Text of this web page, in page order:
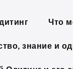
Что
знание и